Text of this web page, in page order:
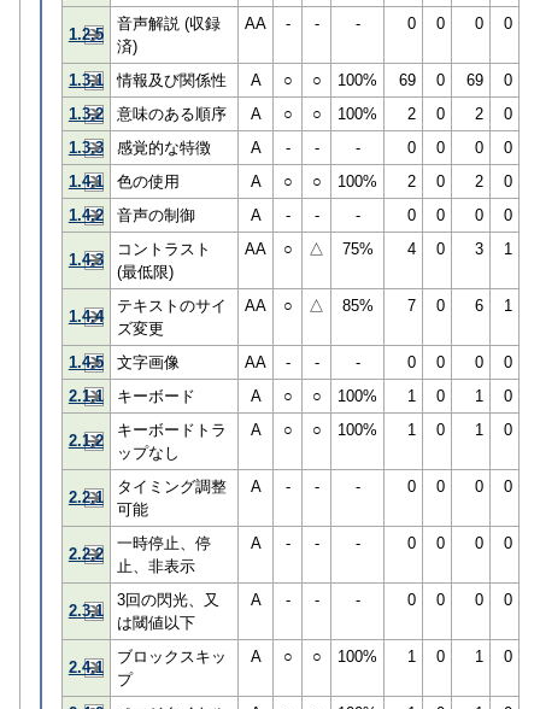
1.2.5
音声解説 (収録
済)
AA - - - 0 0 0 0
1.3.1 情報及び関係性 A ○ ○ 100% 69 0 69
0
1.3.2
意味のある順序 A ○ ○ 100% 2 0 2
0
1.3.3
感覚的な特徴 A - - - 0 0 0
0
1.4.1
色の使用 A ○ ○ 100% 2 0 2
0
1.4.2
音声の制御 A - - - 0 0 0 0
1.4.3
コントラスト
(最低限)
AA ○ △ 75% 4 0 3 1
1.4.4
テキストのサイ
ズ変更
AA ○ △ 85% 7 0 6 1
1.4.5 文字画像 AA - - - 0 0 0
0
2.1.1
キーボード A ○ ○ 100% 1 0 1 0
2.1.2
キーボードトラ
ップなし
A ○ ○ 100% 1 0 1 0
2.2.1
タイミング調整
可能
A - - - 0 0 0 0
2.2.2
一時停止、停
止、非表示
A - - - 0 0 0 0
2.3.1
3回の閃光、又
は閾値以下
A - - - 0 0 0 0
2.4.1
ブロックスキッ
プ
A ○ ○ 100% 1 0 1 0